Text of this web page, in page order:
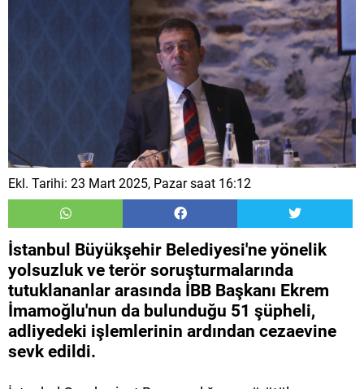
Ekl. Tarihi: 23 Mart 2025, Pazar saat 16:12
İstanbul Büyükşehir Belediyesi'ne yönelik
yolsuzluk ve terör soruşturmalarında
tutuklananlar arasında İBB Başkanı Ekrem
İmamoğlu'nun da bulunduğu 51 şüpheli,
adliyedeki işlemlerinin ardından cezaevine
sevk edildi.